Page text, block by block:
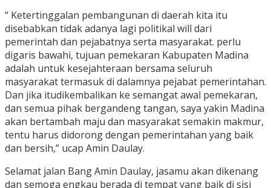
“ Ketertinggalan pembangunan di daerah kita itu
disebabkan tidak adanya lagi politikal will dari
pemerintah dan pejabatnya serta masyarakat. perlu
digaris bawahi, tujuan pemekaran Kabupaten Madina
adalah untuk kesejahteraan bersama seluruh
masyarakat termasuk di dalamnya pejabat pemerintahan.
Dan jika itudikembalikan ke semangat awal pemekaran,
dan semua pihak bergandeng tangan, saya yakin Madina
akan bertambah maju dan masyarakat semakin makmur,
tentu harus didorong dengan pemerintahan yang baik
dan bersih,” ucap Amin Daulay.
Selamat jalan Bang Amin Daulay, jasamu akan dikenang
dan semoga engkau berada di tempat yang baik di sisi